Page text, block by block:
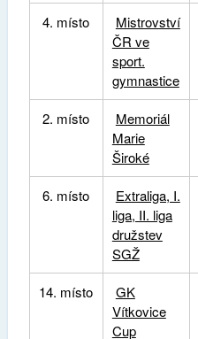
4. místo
Mistrovství
ČR ve
sport.
gymnastice
2. místo
Memoriál
Marie
Široké
6. místo
Extraliga, I.
liga, II. liga
družstev
SGŽ
14. místo
GK
Vítkovice
Cup